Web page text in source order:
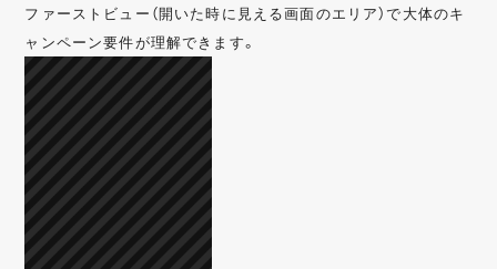
ファーストビュー（開いた時に見える画面のエリア）で大体のキ
ャンペーン要件が理解できます。